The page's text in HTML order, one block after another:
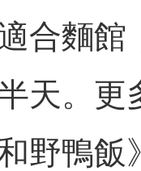
合麵館
天。更
和野鴨